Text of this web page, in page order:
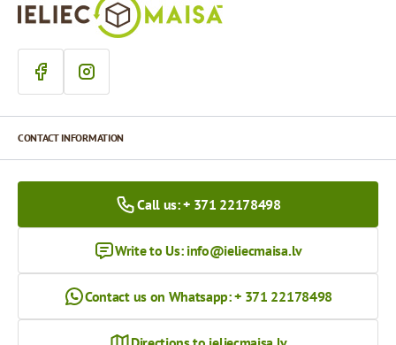
CONTACT INFORMATION
Call us: + 371 22178498
Write to Us: info@ieliecmaisa.lv
Contact us on Whatsapp: + 371 22178498